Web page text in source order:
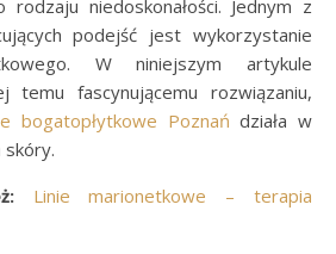
niedoskonałości. Jednym z
podejść jest wykorzystanie
W niniejszym artykule
temu fascynującemu rozwiązaniu,
bogatopłytkowe Poznań działa w
Linie marionetkowe – terapia